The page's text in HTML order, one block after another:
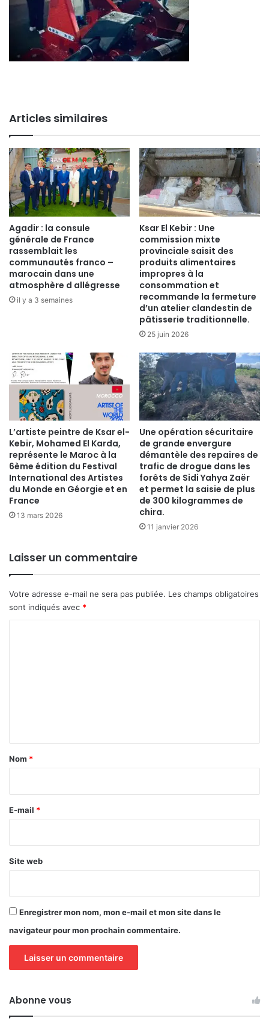
Articles similaires
Agadir : la consule
générale de France
rassemblait les
communautés franco –
marocain dans une
atmosphère d allégresse
il y a 3 semaines
Ksar El Kebir : Une
commission mixte
provinciale saisit des
produits alimentaires
impropres à la
consommation et
recommande la fermeture
d’un atelier clandestin de
pâtisserie traditionnelle.
25 juin 2026
​L’artiste peintre de Ksar el-
Kebir, Mohamed El Karda,
représente le Maroc à la
6ème édition du Festival
International des Artistes
du Monde en Géorgie et en
France
13 mars 2026
Une opération sécuritaire
de grande envergure
démantèle des repaires de
trafic de drogue dans les
forêts de Sidi Yahya Zaër
et permet la saisie de plus
de 300 kilogrammes de
chira.
11 janvier 2026
Laisser un commentaire
Votre adresse e-mail ne sera pas publiée. Les champs obligatoires
sont indiqués avec *
a
e
Nom *
E-mail *
Site web
Enregistrer mon nom, mon e-mail et mon site dans le
navigateur pour mon prochain commentaire.
Abonne vous